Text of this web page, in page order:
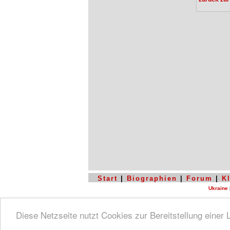
Diese Netzseite nutzt Cookies zur Bereitstellung einer
Start Biographien Forum
Ukraine |